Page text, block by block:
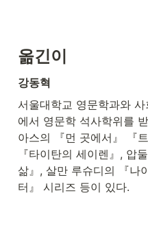
옮긴이
강동혁
서울대학교 영문학과와
에서 영문학 석사학위를
아스의 『먼 곳에서』 『
『타이탄의 세이렌』, 압
삶』, 살만 루슈디의 『나
터』 시리즈 등이 있다.